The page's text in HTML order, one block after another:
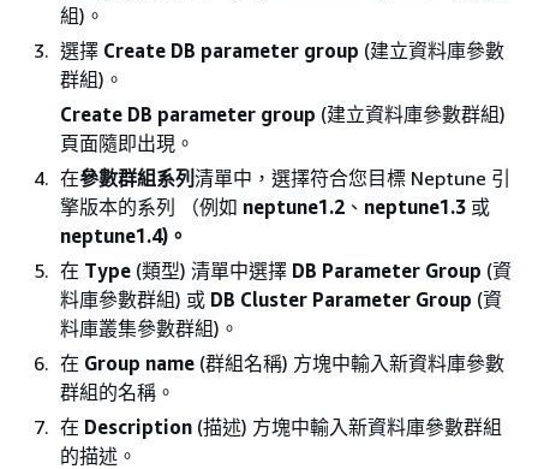
組)。
選擇 Create DB parameter group (建立資料庫參數
群組)。
Create DB parameter group (建立資料庫參數群組)
頁面隨即出現。
在參數群組系列 清單中，選擇符合您目標 Neptune 引
擎版本的系列 （例如 neptune1.2 、 neptune1.3 或
neptune1.4)。
在 Type (類型) 清單中選擇 DB Parameter Group (資
料庫參數群組) 或 DB Cluster Parameter Group (資
料庫叢集參數群組)。
在 Group name (群組名稱) 方塊中輸入新資料庫參數
群組的名稱。
在 Description (描述) 方塊中輸入新資料庫參數群組
的描述。